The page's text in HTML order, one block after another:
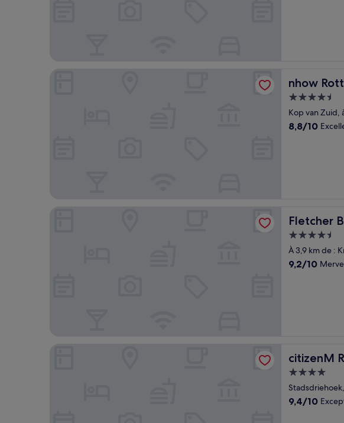
nhow
nhow
Hébergement
4.5 étoiles
Kop van Zuid,
8.8
8,8/10
Fletcher
Fletcher
Hébergement
4.5 étoiles
À 3,9 km de :
9.2
9,2/10
Fletcher Boutique Hotel Slaak - Rotterdam
citizenM
citizenM
Hébergement
4.0 étoiles
9.4
9,4/10